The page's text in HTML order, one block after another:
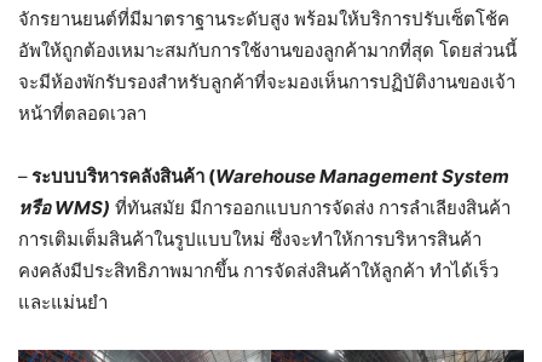
จักรยานยนต์ที่มีมาตราฐานระดับสูง พร้อมให้บริการปรับเซ็ตโช้ค
อัพให้ถูกต้องเหมาะสมกับการใช้งานของลูกค้ามากที่สุด โดยส่วนนี้
จะมีห้องพักรับรองสำหรับลูกค้าที่จะมองเห็นการปฏิบัติงานของเจ้า
หน้าที่ตลอดเวลา
–ระบบบริหารคลังสินค้า (Warehouse Management System
หรือ WMS) ที่ทันสมัย มีการออกแบบการจัดส่ง การลำเลียงสินค้า
การเติมเต็มสินค้าในรูปแบบใหม่ ซึ่งจะทำให้การบริหารสินค้า
คงคลังมีประสิทธิภาพมากขึ้น การจัดส่งสินค้าให้ลูกค้า ทำได้เร็ว
และแม่นยำ